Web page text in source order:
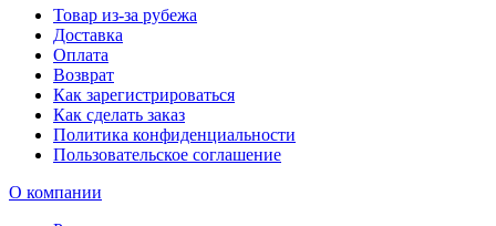
Товар из-за рубежа
Доставка
Оплата
Возврат
Как зарегистрироваться
Как сделать заказ
Политика конфиденциальности
Пользовательское соглашение
О компании